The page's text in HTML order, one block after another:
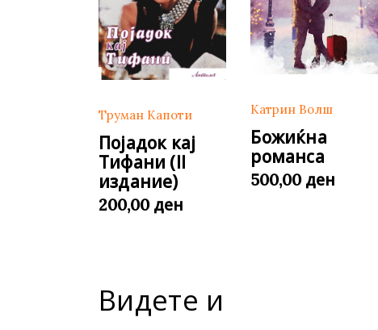
Труман Капоти
Појадок кај
Тифани (II
издание)
200,00 ден
Катрин Волш
Божиќна
романса
500,00 ден
Видете и